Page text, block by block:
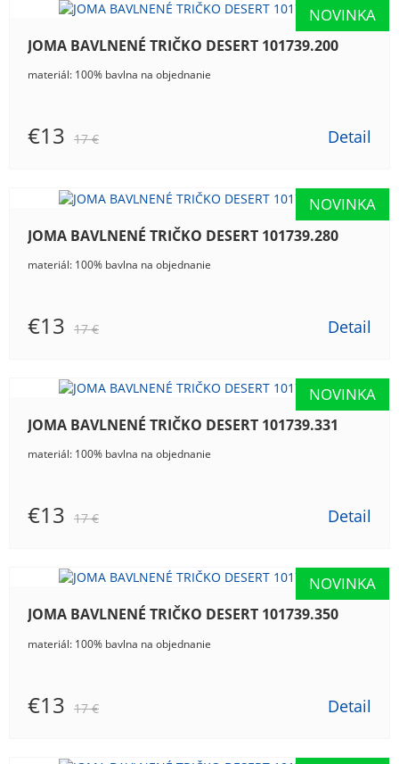
JOMA BAVLNENÉ TRIČKO DESERT 101739.200
materiál: 100% bavlna na objednanie
€13 17 € Detail
JOMA BAVLNENÉ TRIČKO DESERT 101739.280
materiál: 100% bavlna na objednanie
€13 17 € Detail
JOMA BAVLNENÉ TRIČKO DESERT 101739.331
materiál: 100% bavlna na objednanie
€13 17 € Detail
JOMA BAVLNENÉ TRIČKO DESERT 101739.350
materiál: 100% bavlna na objednanie
€13 17 € Detail